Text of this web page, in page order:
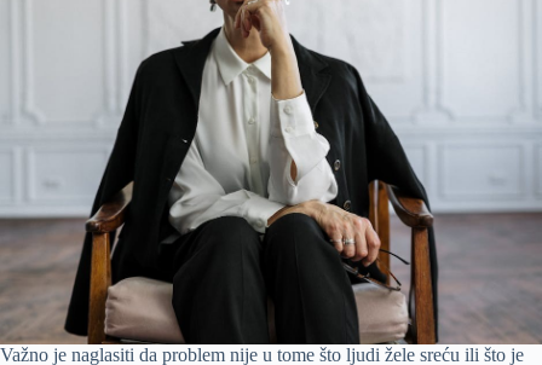
Važno je naglasiti da problem nije u tome što ljudi žele sreću ili što je